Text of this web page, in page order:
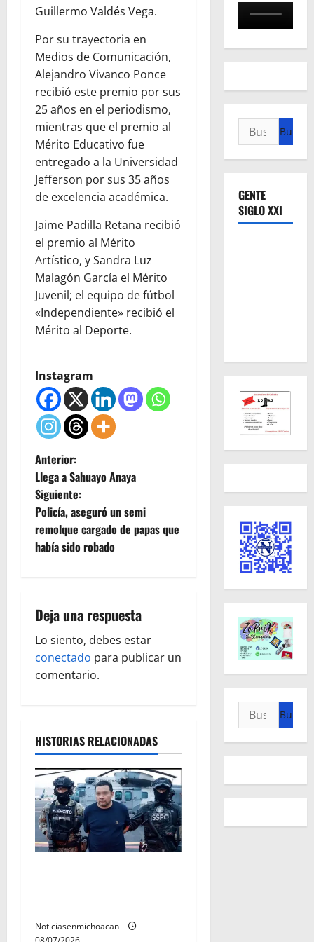
Guillermo Valdés Vega.
Por su trayectoria en
Medios de Comunicación,
Alejandro Vivanco Ponce
recibió este premio por sus
25 años en el periodismo,
mientras que el premio al
Mérito Educativo fue
entregado a la Universidad
Jefferson por sus 35 años
de excelencia académica.
Jaime Padilla Retana recibió
el premio al Mérito
Artístico, y Sandra Luz
Malagón García el Mérito
Juvenil; el equipo de fútbol
«Independiente» recibió el
Mérito al Deporte.
Instagram
N
a
v
e
a
c
i
n
d
e
e
n
a
Anterior:
Llega a Sahuayo Anaya
Siguiente:
Policía, aseguró un semi
remolque cargado de papas que
había sido robado
Deja una respuesta
Lo siento, debes estar
conectado para publicar un
comentario.
HISTORIAS RELACIONADAS
Noticiasenmichoacan
Buscar:
GENTE
SIGLO XXI
Buscar: